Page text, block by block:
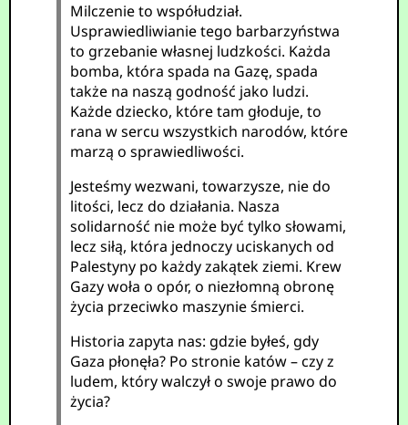
Milczenie to współudział.
Usprawiedliwianie tego barbarzyństwa
to grzebanie własnej ludzkości. Każda
bomba, która spada na Gazę, spada
także na naszą godność jako ludzi.
Każde dziecko, które tam głoduje, to
rana w sercu wszystkich narodów, które
marzą o sprawiedliwości.
Jesteśmy wezwani, towarzysze, nie do
litości, lecz do działania. Nasza
solidarność nie może być tylko słowami,
lecz siłą, która jednoczy uciskanych od
Palestyny po każdy zakątek ziemi. Krew
Gazy woła o opór, o niezłomną obronę
życia przeciwko maszynie śmierci.
Historia zapyta nas: gdzie byłeś, gdy
Gaza płonęła? Po stronie katów – czy z
ludem, który walczył o swoje prawo do
życia?